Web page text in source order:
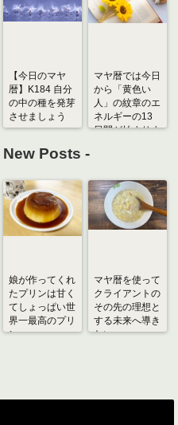
【今日のマヤ
暦】K184 自分
の中の種を発芽
させましょう
マヤ暦では今日
から「黄色い
人」の紋章のエ
ネルギーの13
日間が始まりま
New Posts -
娘が作ってくれ
たプリンは甘く
てしょっぱい世
界一最高のプリ
ン
マヤ暦を使って
クライアントの
その先の理想と
する未来へ導き
たい